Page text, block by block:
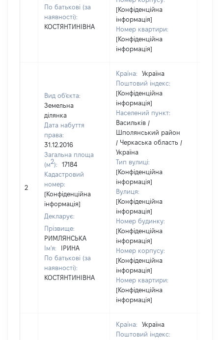
По батькові (за
наявності):
КОСТЯНТИНІВНА
[Конфіденційна
інформація]
Номер квартири:
[Конфіденційна
інформація]
2
Вид об'єкта:
Земельна
ділянка
Дата набуття
права:
31.12.2016
Загальна площа
(м2):
17184
Кадастровий
номер:
[Конфіденційна
інформація]
Декларує:
Прізвище:
РИМЛЯНСЬКА
Ім'я:
ІРИНА
По батькові (за
наявності):
КОСТЯНТИНІВНА
Країна:
Україна
Поштовий індекс:
[Конфіденційна
інформація]
Населений пункт:
Васильків /
Шполянський район
/ Черкаська область /
Україна
Тип вулиці:
[Конфіденційна
інформація]
Вулиця:
[Конфіденційна
інформація]
Номер будинку:
[Конфіденційна
інформація]
Номер корпусу:
[Конфіденційна
інформація]
Номер квартири:
[Конфіденційна
інформація]
Країна:
Україна
Поштовий індекс: